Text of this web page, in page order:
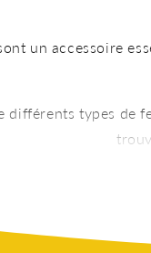
un accessoire
différents types de
proposent pas la